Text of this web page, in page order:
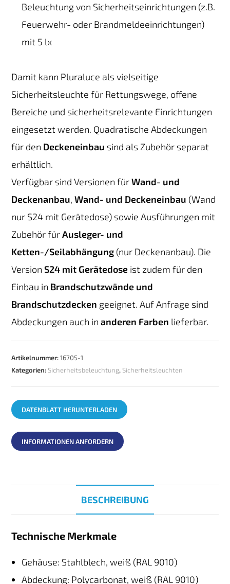
Beleuchtung von Sicherheitseinrichtungen (z.B.
Feuerwehr- oder Brandmeldeeinrichtungen)
mit 5 lx
Damit kann Pluraluce als vielseitige
Sicherheitsleuchte für Rettungswege, offene
Bereiche und sicherheitsrelevante Einrichtungen
eingesetzt werden. Quadratische Abdeckungen
für den Deckeneinbau sind als Zubehör separat
erhältlich.
Verfügbar sind Versionen fürWand- und
Deckenanbau,Wand- und Deckeneinbau (Wand
nur S24 mit Gerätedose) sowie Ausführungen mit
Zubehör fürAusleger- und
Ketten-/Seilabhängung (nur Deckenanbau). Die
VersionS24 mit Gerätedose ist zudem für den
Einbau in Brandschutzwände und
Brandschutzdecken geeignet. Auf Anfrage sind
Abdeckungen auch inanderen Farben lieferbar.
Artikelnummer:16705-1
Kategorien: Sicherheitsbeleuchtung, Sicherheitsleuchten
DATENBLATT HERUNTERLADEN
INFORMATIONEN ANFORDERN
BESCHREIBUNG
Technische Merkmale
Gehäuse: Stahlblech, weiß (RAL 9010)
Abdeckung: Polycarbonat, weiß (RAL 9010)